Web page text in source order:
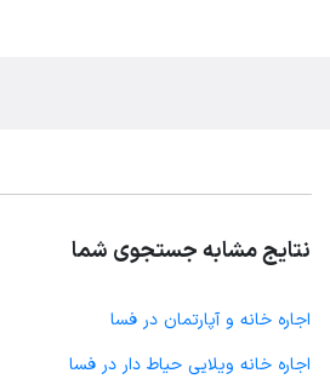
نتایج مشابه جستجوی شما
اجاره خانه و آپارتمان در فسا
اجاره خانه ویلایی حیاط دار در فسا